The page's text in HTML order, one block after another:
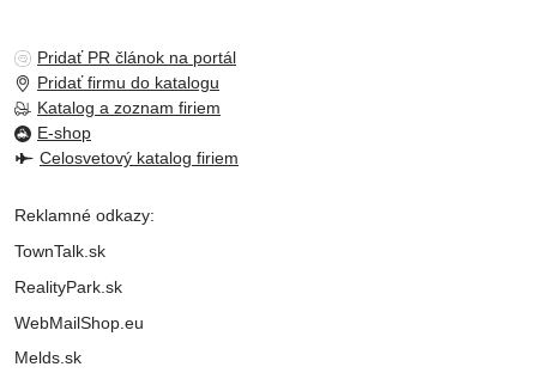
Pridať PR článok na portál
Pridať firmu do katalogu
Katalog a zoznam firiem
E-shop
Celosvetový katalog firiem
Reklamné odkazy:
TownTalk.sk
RealityPark.sk
WebMailShop.eu
Melds.sk